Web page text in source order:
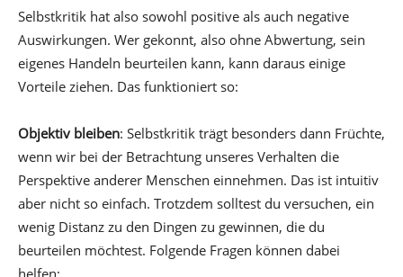
Selbstkritik hat also sowohl positive als auch negative
Auswirkungen. Wer gekonnt, also ohne Abwertung, sein
eigenes Handeln beurteilen kann, kann daraus einige
Vorteile ziehen. Das funktioniert so:
Objektiv bleiben: Selbstkritik trägt besonders dann Früchte,
wenn wir bei der Betrachtung unseres Verhalten die
Perspektive anderer Menschen einnehmen. Das ist intuitiv
aber nicht so einfach. Trotzdem solltest du versuchen, ein
wenig Distanz zu den Dingen zu gewinnen, die du
beurteilen möchtest. Folgende Fragen können dabei
helfen: